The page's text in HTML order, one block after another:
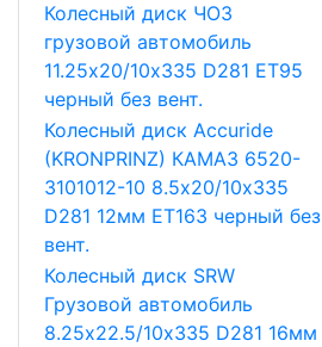
Колесный диск ЧОЗ
грузовой автомобиль
11.25х20/10х335 D281 ET95
черный без вент.
Колесный диск Accuride
(KRONPRINZ) КАМАЗ 6520-
3101012-10 8.5х20/10х335
D281 12мм ET163 черный без
вент.
Колесный диск SRW
Грузовой автомобиль
8.25х22.5/10х335 D281 16мм